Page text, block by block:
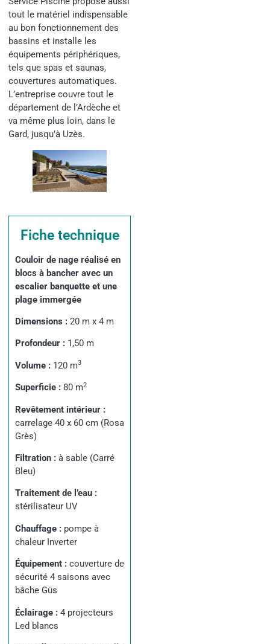
tout le matériel indispensable
au bon fonctionnement des
bassins et installe les
équipements périphériques,
tels que spas et saunas,
couvertures automatiques.
L’entreprise couvre tout le
département de l’Ardèche et
va même plus loin, dans le
Gard, jusqu’à Uzès.
Fiche technique
Couloir de nage réalisé en
blocs à bancher avec un
escalier banquette et une
plage immergée
Dimensions : 20 m x 4 m
Profondeur : 1,50 m
Volume : 120 m3
Superficie : 80 m2
Revêtement intérieur :
carrelage 40 x 60 cm (Rosa
Grès)
Filtration : à sable (Carré
Bleu)
Traitement de l’eau :
stérilisateur UV
Chauffage : pompe à
chaleur Inverter
Équipement : couverture de
sécurité 4 saisons avec
bâche Güs
Éclairage : 4 projecteurs
Led blancs